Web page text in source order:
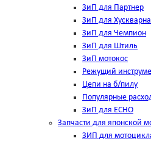
ЗиП для Партнер
ЗиП для Хускварна
ЗиП для Чемпион
ЗиП для Штиль
ЗиП мотокос
Режущий
Цепи на б/пилу
Популярные
ЗиП для ЕСНО
Запчасти для японской
ЗИП для